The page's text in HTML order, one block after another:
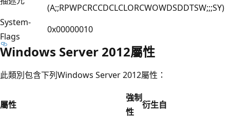
(A;;RPWPCRCCDCLCLORCWOWDSDDTSW;;;SY)
System-
Flags
0x00000010
Windows Server 2012屬性
此類別包含下列Windows Server 2012屬性：
屬性
強制
性
衍生自